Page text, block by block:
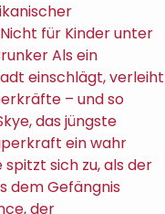
für Kinder unter
Als ein
einschlägt, verleiht
– und so
das jüngste
ein wahr
sich zu, als der
dem Gefängnis
der